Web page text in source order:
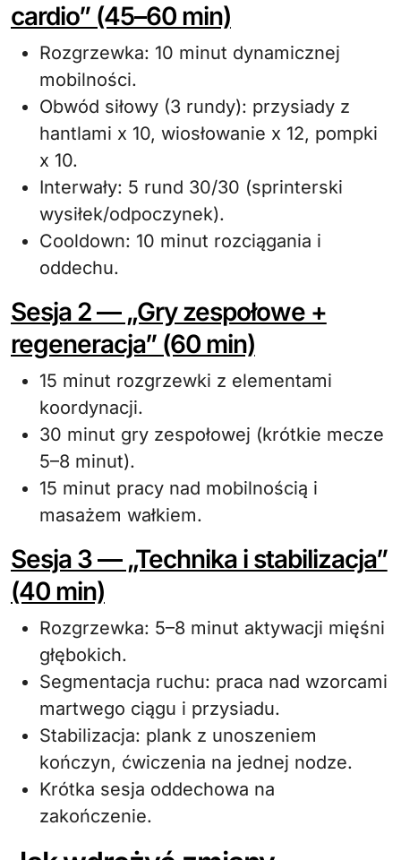
cardio” (45–60 min)
Rozgrzewka: 10 minut dynamicznej
mobilności.
Obwód siłowy (3 rundy): przysiady z
hantlami x 10, wiosłowanie x 12, pompki
x 10.
Interwały: 5 rund 30/30 (sprinterski
wysiłek/odpoczynek).
Cooldown: 10 minut rozciągania i
oddechu.
Sesja 2 — „Gry zespołowe +
regeneracja” (60 min)
15 minut rozgrzewki z elementami
koordynacji.
30 minut gry zespołowej (krótkie mecze
5–8 minut).
15 minut pracy nad mobilnością i
masażem wałkiem.
Sesja 3 — „Technika i stabilizacja”
(40 min)
Rozgrzewka: 5–8 minut aktywacji mięśni
głębokich.
Segmentacja ruchu: praca nad wzorcami
martwego ciągu i przysiadu.
Stabilizacja: plank z unoszeniem
kończyn, ćwiczenia na jednej nodze.
Krótka sesja oddechowa na
zakończenie.